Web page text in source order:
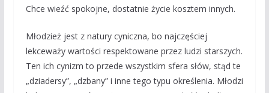
Chce wieźć spokojne, dostatnie życie kosztem innych.
Młodzież jest z natury cyniczna, bo najczęściej
lekceważy wartości respektowane przez ludzi starszych.
Ten ich cynizm to przede wszystkim sfera słów, stąd te
„dziadersy”, „dzbany” i inne tego typu określenia. Młodzi